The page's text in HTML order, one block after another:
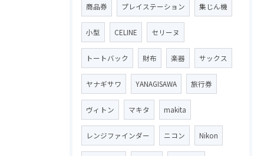
商品券 プレイステーション 集じん機
小型 CELINE セリーヌ
トートバック 財布 楽器 サックス
ヤナギサワ YANAGISAWA 旅行券
ヴィトン マキタ makita
レンジファインダー ニコン Nikon